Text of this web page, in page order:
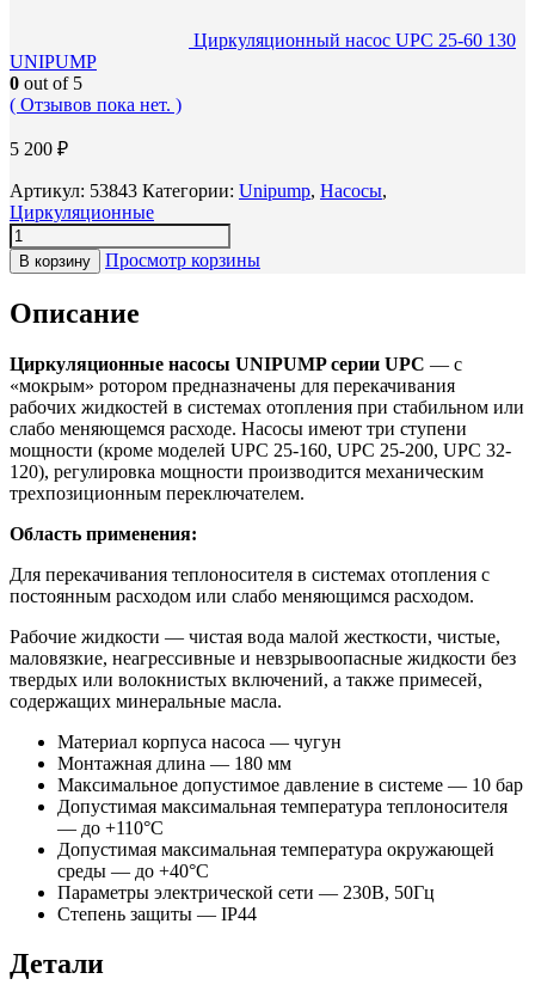
Циркуляционный насос UPC 25-60 130
UNIPUMP
0 out of 5
( Отзывов пока нет. )
5 200 ₽
Артикул: 53843 Категории: Unipump, Насосы,
Циркуляционные
В корзину Просмотр корзины
Описание
Циркуляционные насосы UNIPUMP серии UPC — с
«мокрым» ротором предназначены для перекачивания
рабочих жидкостей в системах отопления при стабильном или
слабо меняющемся расходе. Насосы имеют три ступени
мощности (кроме моделей UPC 25-160, UPC 25-200, UPC 32-
120), регулировка мощности производится механическим
трехпозиционным переключателем.
Область применения:
Для перекачивания теплоносителя в системах отопления с
постоянным расходом или слабо меняющимся расходом.
Рабочие жидкости — чистая вода малой жесткости, чистые,
маловязкие, неагрессивные и невзрывоопасные жидкости без
твердых или волокнистых включений, а также примесей,
содержащих минеральные масла.
Материал корпуса насоса — чугун
Монтажная длина — 180 мм
Максимальное допустимое давление в системе — 10 бар
Допустимая максимальная температура теплоносителя
— до +110°С
Допустимая максимальная температура окружающей
среды — до +40°С
Параметры электрической сети — 230В, 50Гц
Степень защиты — IP44
Детали